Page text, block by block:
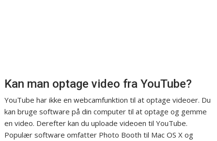
Kan man optage video fra YouTube?
YouTube har ikke en webcamfunktion til at optage videoer. Du
kan bruge software på din computer til at optage og gemme
en video. Derefter kan du uploade videoen til YouTube.
Populær software omfatter Photo Booth til Mac OS X og